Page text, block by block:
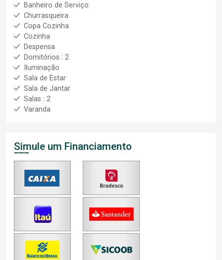
Banheiro de Serviço
Churrasqueira
Copa Cozinha
Cozinha
Despensa
Domitórios : 2
Iluminação
Sala de Estar
Sala de Jantar
Salas : 2
Varanda
Simule um Financiamento